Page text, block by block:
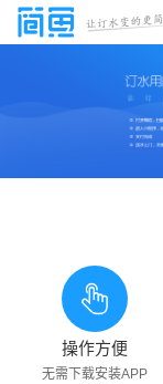
操作方便
无需下载安装APP